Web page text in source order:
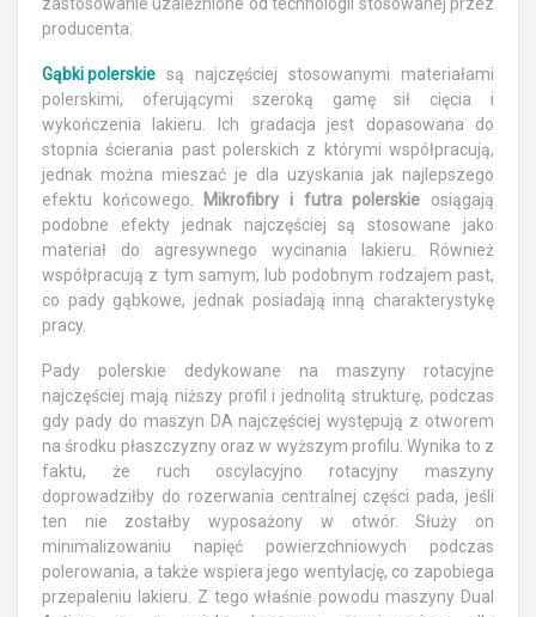
producenta.
Gąbki polerskie są najczęściej stosowanymi materiałami
polerskimi, oferującymi szeroką gamę sił cięcia i
wykończenia lakieru. Ich gradacja jest dopasowana do
stopnia ścierania past polerskich z którymi współpracują,
jednak można mieszać je dla uzyskania jak najlepszego
efektu końcowego.
Mikrofibry i futra polerskie osiągają
podobne efekty jednak najczęściej są stosowane jako
materiał do agresywnego wycinania lakieru. Również
współpracują z tym samym, lub podobnym rodzajem past,
co pady gąbkowe, jednak posiadają inną charakterystykę
pracy.
Pady polerskie dedykowane na maszyny rotacyjne
najczęściej mają niższy profil i jednolitą strukturę, podczas
gdy pady do maszyn DA najczęściej występują z otworem
na środku płaszczyzny oraz w wyższym profilu. Wynika to z
faktu, że ruch oscylacyjno rotacyjny maszyny
doprowadziłby do rozerwania centralnej części pada, jeśli
ten nie zostałby wyposażony w otwór. Służy on
minimalizowaniu napięć powierzchniowych podczas
polerowania, a także wspiera jego wentylację, co zapobiega
przepaleniu lakieru. Z tego właśnie powodu maszyny Dual